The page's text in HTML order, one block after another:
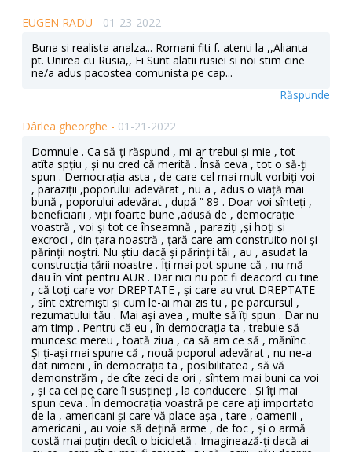
EUGEN RADU - 01-23-2022
Buna si realista analza... Romani fiti f. atenti la ,,Alianta
pt. Unirea cu Rusia,, Ei Sunt alatii rusiei si noi stim cine
ne/a adus pacostea comunista pe cap...
Răspunde
Dârlea gheorghe - 01-21-2022
Domnule . Ca să-ți răspund , mi-ar trebui și mie , tot
atîta spțiu , și nu cred că merită . Însă ceva , tot o să-ți
spun . Democrația asta , de care cel mai mult vorbiți voi
, paraziții ,poporului adevărat , nu a , adus o viață mai
bună , poporului adevărat , după ” 89 . Doar voi sînteți ,
beneficiarii , viții foarte bune ,adusă de , democrație
voastră , voi și tot ce înseamnă , paraziți ,și hoți și
excroci , din țara noastră , țară care am construito noi și
părinții noștri. Nu știu dacă și părinții tăi , au , asudat la
construcția țării noastre . Îți mai pot spune că , nu mă
dau în vînt pentru AUR . Dar nici nu pot fi deacord cu tine
, că toți care vor DREPTATE , și care au vrut DREPTATE
, sînt extremiști și cum le-ai mai zis tu , pe parcursul ,
rezumatului tău . Mai ași avea , multe să îți spun . Dar nu
am timp . Pentru că eu , în democrația ta , trebuie să
muncesc mereu , toată ziua , ca să am ce să , mănînc .
Și ți-ași mai spune că , nouă poporul adevărat , nu ne-a
dat nimeni , în democrația ta , posibilitatea , să vă
demonstrăm , de cîte zeci de ori , sîntem mai buni ca voi
, și ca cei pe care îi susțineți , la conducere . Și îți mai
spun ceva . În democrația voastră pe care ați importato
de la , americani și care vă place așa , tare , oamenii ,
americani , au voie să dețină arme , de foc , și o armă
costă mai puțin decît o bicicletă . Imaginează-ți dacă ai